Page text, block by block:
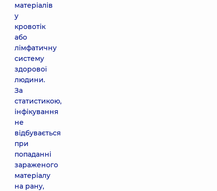
матеріалів
у
кровотік
або
лімфатичну
систему
здорової
людини.
За
статистикою,
інфікування
не
відбувається
при
попаданні
зараженого
матеріалу
на рану,